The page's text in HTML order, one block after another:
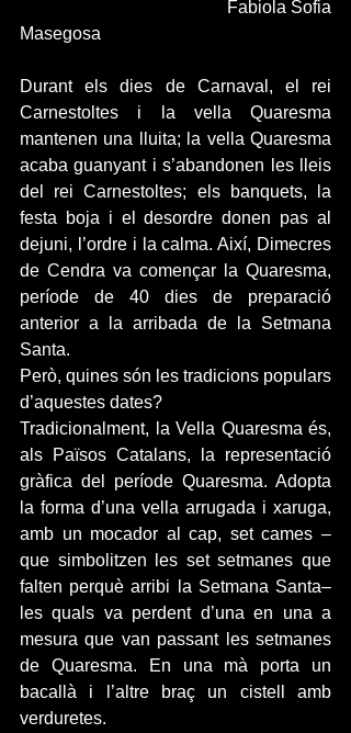
Masegosa
Durant els dies de Carnaval, el rei
Carnestoltes i la vella Quaresma
mantenen una lluita; la vella Quaresma
acaba guanyant i s’abandonen les lleis
del rei Carnestoltes; els banquets, la
festa boja i el desordre donen pas al
dejuni, l’ordre i la calma. Així, Dimecres
de Cendra va començar la Quaresma,
període de 40 dies de preparació
anterior a la arribada de la Setmana
Santa.
Però, quines són les tradicions populars
d’aquestes dates?
Tradicionalment, la Vella Quaresma és,
als Països Catalans, la representació
gràfica del període Quaresma. Adopta
la forma d’una vella arrugada i xaruga,
amb un mocador al cap, set cames –
que simbolitzen les set setmanes que
falten perquè arribi la Setmana Santa–
les quals va perdent d’una en una a
mesura que van passant les setmanes
de Quaresma. En una mà porta un
bacallà i l’altre braç un cistell amb
verduretes.